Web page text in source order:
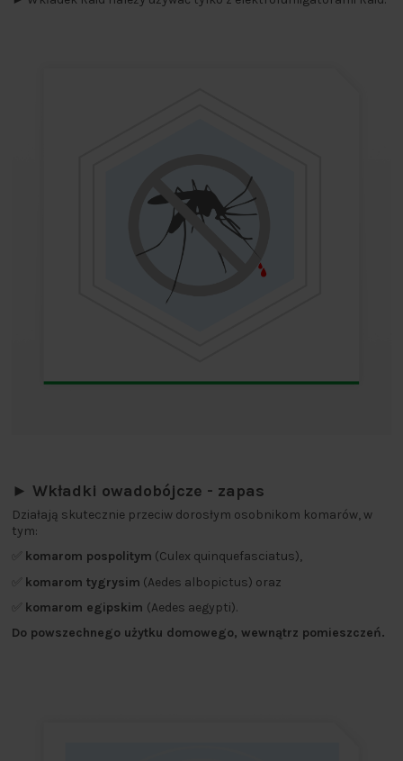
► Wkładki owadobójcze - zapas
Działają skutecznie przeciw dorosłym osobnikom komarów, w
tym:
komarom pospolitym (Culex quinquefasciatus),
komarom tygrysim (Aedes albopictus) oraz
komarom egipskim (Aedes aegypti).
Do powszechnego użytku domowego, wewnątrz pomieszczeń.